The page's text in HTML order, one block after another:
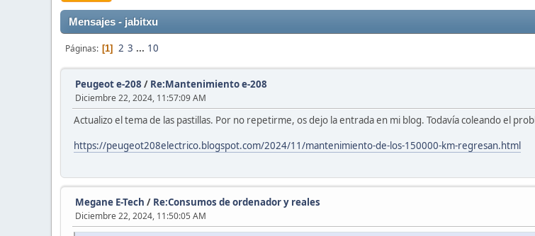
Mensajes - jabitxu
Páginas 1 2 3 ... 10
Peugeot e-208 / Re:Mantenimiento e-208
Diciembre 22, 2024, 11:57:09 AM
Actualizo el tema de las pastillas. Por no repetirme, os dejo la entrada en mi blog. Todavía coleando el
https://peugeot208electrico.blogspot.com/2024/11/mantenimiento-de-los-150000-km-regresan.html
Megane E-Tech / Re:Consumos de ordenador y reales
Diciembre 22, 2024, 11:50:05 AM